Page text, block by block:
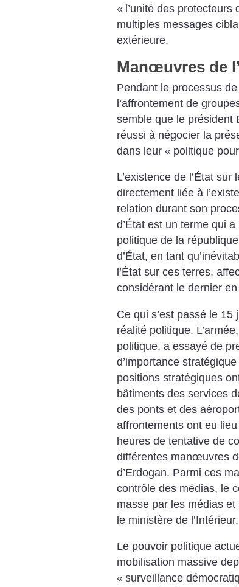
« l’unité des
multiples messages
extérieure.
Manœuvres de
Pendant le processus
l’affrontement de
semble que le président
réussi à négocier la
dans leur « politique
L’existence de l’État
directement liée à
relation durant son
d’État est un terme qui
politique de la
d’État, en tant
l’État sur ces terres,
considérant le dernier
Ce qui s’est passé le
réalité politique.
politique, a essayé de
d’importance stratégique
positions stratégiques
bâtiments des services
des ponts et des
affrontements ont eu
heures de tentative de
différentes manœuvres
d’Erdogan. Parmi ces
contrôle des médias, le
masse par les médias
le ministère de l’Intérieur.
Le pouvoir politique
mobilisation massive
« surveillance